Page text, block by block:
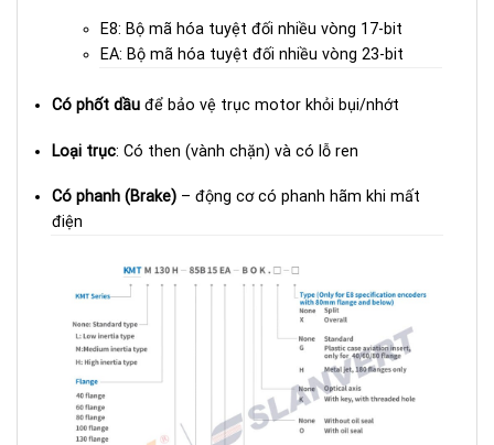
E8: Bộ mã hóa tuyệt đối nhiều vòng 17-bit
EA: Bộ mã hóa tuyệt đối nhiều vòng 23-bit
Có phốt dầu để bảo vệ trục motor khỏi bụi/nhớt
Loại trục: Có then (vành chặn) và có lỗ ren
Có phanh (Brake) – động cơ có phanh hãm khi mất
điện